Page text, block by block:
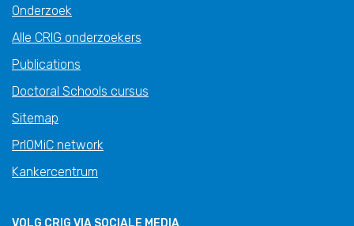
Onderzoek
Alle CRIG onderzoekers
Publications
Doctoral Schools cursus
Sitemap
PrIOMiC network
Kankercentrum
VOLG CRIG VIA SOCIALE MEDIA